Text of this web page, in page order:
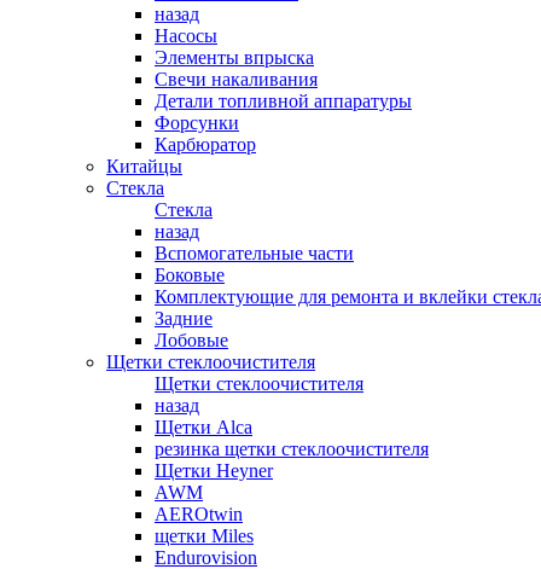
назад
Насосы
Элементы впрыска
Свечи накаливания
Детали топливной аппаратуры
Форсунки
Карбюратор
Китайцы
Стекла
Стекла
назад
Вспомогательные части
Боковые
Комплектующие для ремонта и вклейки
Задние
Лобовые
Щетки стеклоочистителя
Щетки стеклоочистителя
назад
Щетки Alca
резинка щетки стеклоочистителя
Щетки Heyner
AWM
AEROtwin
щетки Miles
Endurovision